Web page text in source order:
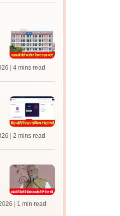
| 4 mins read
| 2 mins read
| 1 min read